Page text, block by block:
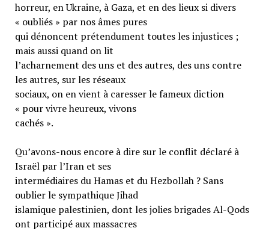
horreur, en Ukraine, à Gaza, et en des lieux si divers
« oubliés » par nos âmes pures
qui dénoncent prétendument toutes les injustices ;
mais aussi quand on lit
l’acharnement des uns et des autres, des uns contre
les autres, sur les réseaux
sociaux, on en vient à caresser le fameux diction
« pour vivre heureux, vivons
cachés ».
Qu’avons-nous encore à dire sur le conflit déclaré à
Israël par l’Iran et ses
intermédiaires du Hamas et du Hezbollah ? Sans
oublier le sympathique Jihad
islamique palestinien, dont les jolies brigades Al-Qods
ont participé aux massacres